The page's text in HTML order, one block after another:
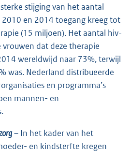
stijging van het aantal
2010 en 2014 toegang kreeg tot
(15 miljoen). Het aantal hiv-
vrouwen dat deze therapie
wereldwijd naar 73%, terwijl
was. Nederland distribueerde
en programma’s
mannen- en
– In het kader van het
en kindsterfte kregen